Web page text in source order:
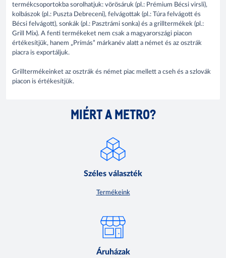
termékcsoportokba sorolhatjuk: vörösáruk (pl.: Prémium Bécsi virsli),
kolbászok (pl.: Puszta Debreceni), felvágottak (pl.: Túra felvágott és
Bécsi felvágott), sonkák (pl.: Pasztrámi sonka) és a grilltermékek (pl.:
Grill Mix). A fenti termékeket nem csak a magyarországi piacon
értékesítjük, hanem „Prímás” márkanév alatt a német és az osztrák
piacra is exportáljuk.
Grilltermékeinket az osztrák és német piac mellett a cseh és a szlovák
piacon is értékesítjük.
MIÉRT A METRO?
Széles választék
Termékeink
Áruházak